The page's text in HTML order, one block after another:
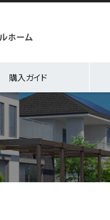
購入ガイド